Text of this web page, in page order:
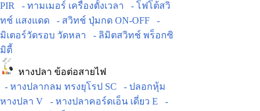
PIR
- ทามเมอร์ เครื่องตั้งเวลา
- โฟโต้สวิ
ทช์ แสงแดด
- สวิทช์ ปุ่มกด ON-OFF
-
มิเตอร์วัดรอบ วัดหลา
- ลิมิตสวิทช์ พร็อกซิ
มิตี้
หางปลา ข้อต่อสายไฟ
- หางปลากลม ทรงยุโรป SC
- ปลอกหุ้ม
หางปลา V
- หางปลาคอร์ดเอ็น เดี่ยว E
-